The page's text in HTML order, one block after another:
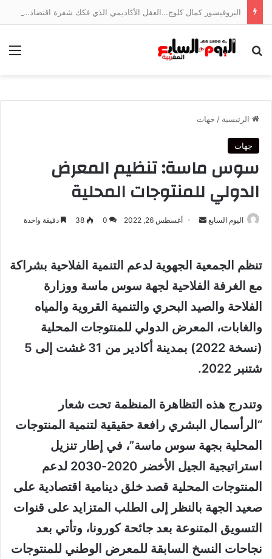
البروفيسور كمال كلوج…العقل الأكاديمي الذي فكك شفرة اقتصاد الخدمات وجسر الهوة بين ضفتي المتوسط
بحث عن
الرئيسية / جهات
جهات
سوس ماسة: تنظيم المعرض
الدولي للمنتوجات المحلية
اليوم السابع
أرسل أغسطس 26, 2022 0
38 دقيقة واحدة
تنظم الجمعية الجهوية لدعم التنمية الفلاحية بشراكة
مع الغرفة الفلاحية لجهة سوس ماسة ووزارة
الفلاحة والصيد البحري والتنمية القروية والمياه
والغابات، المعرض الدولي للمنتوجات المحلية
(نسخة 2022) بمدينة أكادير من 31 غشت إلى 5
شتنبر 2022.
وتندرج هذه التظاهرة المنظمة تحت شعار
“الرأسمال البشري رافعة حقيقية لتنمية المنتوجات
المحلية بجهة سوس ماسة”، في إطار تنزيل
استراتيجية الجيل الأخضر 2020-2030 لدعم
المنتوجات المحلية قصد خلق دينامية اقتصادية على
صعيد الجهة بالنظر إلى الطلب المتزايد على قنوات
التسويق المتنوعة بعد جائحة كورونا، وتأتي بعد
نجاحات النسخ السابقة للمعرض الوطني للمنتوجات